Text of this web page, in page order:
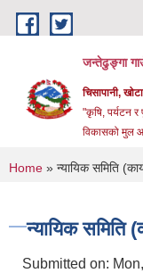
Skip to main content
जन्तेढुङ्गा
चिसापानी,
"कृषि, पर्यटन र
विकासको मुल
You are
Home » न्यायिक समिति
न्यायिक समिति
Submitted on: